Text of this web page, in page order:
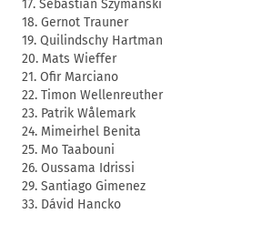
17. Sebastian Szymański
18. Gernot Trauner
19. Quilindschy Hartman
20. Mats Wieffer
21. Ofir Marciano
22. Timon Wellenreuther
23. Patrik Wålemark
24. Mimeirhel Benita
25. Mo Taabouni
26. Oussama Idrissi
29. Santiago Gimenez
33. Dávid Hancko